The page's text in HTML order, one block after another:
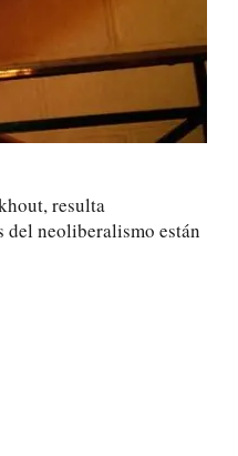
resulta
del neoliberalismo están